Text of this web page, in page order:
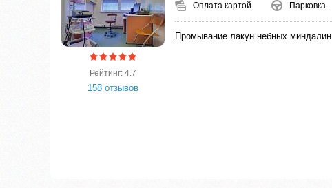
Рейтинг: 4.7
158 отзывов
Оплата картой Парковка
Промывание лакун небных миндалин